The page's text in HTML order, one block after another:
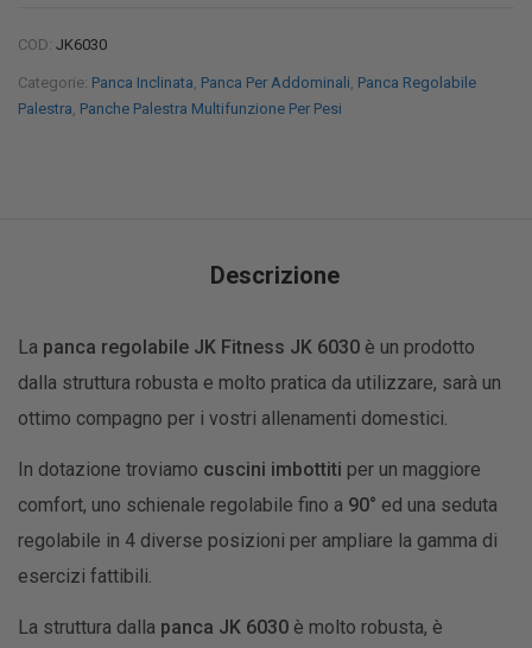
COD: JK6030
Categorie: Panca Inclinata Panca Per Addominali Panca Regolabile
Palestra Panche Palestra Multifunzione Per Pesi
Descrizione
La panca regolabile JK Fitness JK 6030 è un prodotto
dalla struttura robusta e molto pratica da utilizzare, sarà un
ottimo compagno per i vostri allenamenti domestici.
In dotazione troviamo cuscini imbottiti per un maggiore
comfort, uno schienale regolabile fino a 90° ed una seduta
regolabile in 4 diverse posizioni per ampliare la gamma di
esercizi fattibili.
La struttura dalla panca JK 6030 è molto robusta, è